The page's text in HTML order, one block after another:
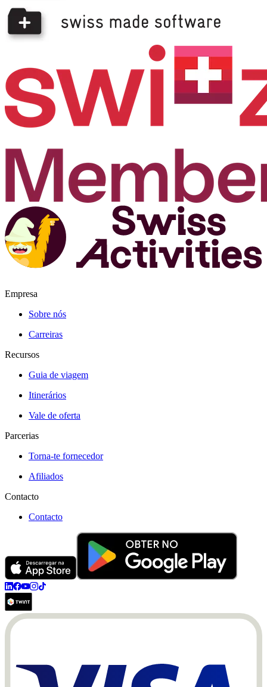
Empresa
Sobre nós
Carreiras
Recursos
Guia de viagem
Itinerários
Vale de oferta
Parcerias
Torna-te fornecedor
Afiliados
Contacto
Contacto